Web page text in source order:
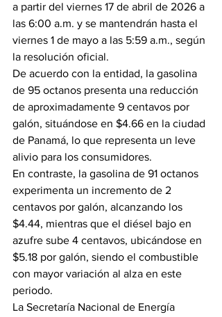
a partir del viernes 17 de abril de 2026 a
las 6:00 a.m. y se mantendrán hasta el
viernes 1 de mayo a las 5:59 a.m., según
la resolución oficial.
De acuerdo con la entidad, la gasolina
de 95 octanos presenta una reducción
de aproximadamente 9 centavos por
galón, situándose en $4.66 en la ciudad
de Panamá, lo que representa un leve
alivio para los consumidores.
En contraste, la gasolina de 91 octanos
experimenta un incremento de 2
centavos por galón, alcanzando los
$4.44, mientras que el diésel bajo en
azufre sube 4 centavos, ubicándose en
$5.18 por galón, siendo el combustible
con mayor variación al alza en este
periodo.
La Secretaría Nacional de Energía